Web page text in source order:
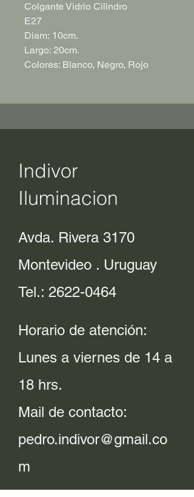
Colgante Vidrio Cilindro
E27
Diam: 10cm.
Largo: 20cm.
Colores: Blanco, Negro, Rojo
Indivor
Iluminacion
Avda. Rivera 3170
Montevideo . Uruguay
Tel.: 2622-0464
Horario de atención:
Lunes a viernes de 14 a
18 hrs.
Mail de contacto:
pedro.indivor@gmail.co
m